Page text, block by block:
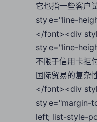
它也指一些客户
style="line-
</font><div
style="line-
不限于信用卡拒
国际贸易的复
</font><div
style="margin-
left; list-style-